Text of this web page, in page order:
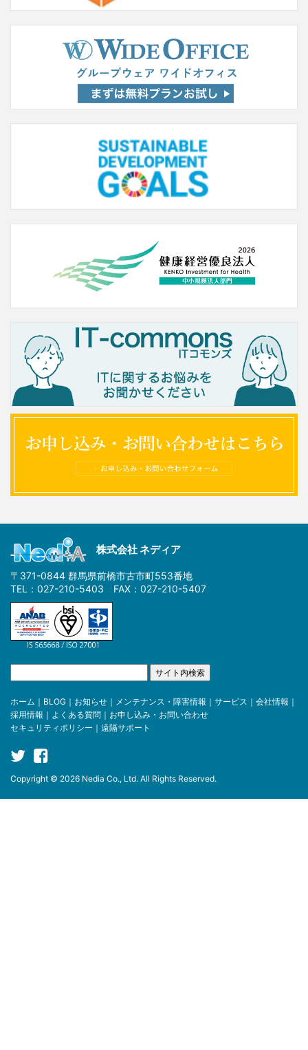
株式会社 ネディア
〒371-0844 群馬県前橋市古市町553番地
TEL：027-210-5403 FAX：027-210-5407
ホーム ｜ BLOG ｜ お知らせ ｜ メンテナンス・障害情報 ｜ サービス ｜ 会社情報 ｜
採用情報 ｜ よくある質問 ｜ お申し込み・お問い合わせ
セキュリティポリシー ｜ 遠隔サポート
Copyright © 2026 Nedia Co., Ltd. All Rights Reserved.